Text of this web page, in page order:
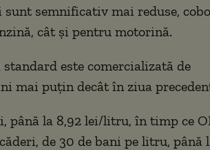
semnificativ mai reduse,
cât și pentru motorină.
este comercializată de
mai puțin decât în ziua
până la 8,92 lei/litru, în timp ce
de 30 de bani pe litru, până